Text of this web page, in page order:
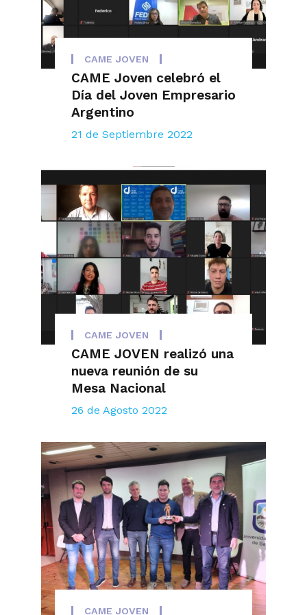
CAME JOVEN
CAME Joven celebró el
Día del Joven Empresario
Argentino
21 de Septiembre 2022
CAME JOVEN
CAME JOVEN realizó una
nueva reunión de su
Mesa Nacional
26 de Agosto 2022
CAME JOVEN